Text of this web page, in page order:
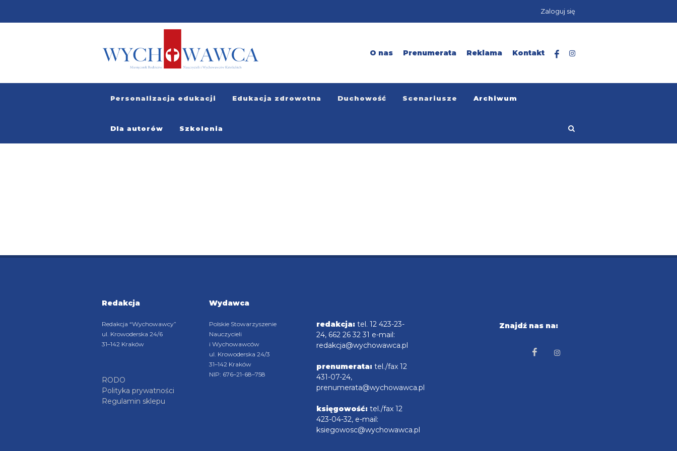
Zaloguj się
O nas Prenumerata Reklama Kontakt
Personalizacja edukacji Edukacja zdrowotna Duchowość Scenariusze Archiwum
Dla autorów Szkolenia
Redakcja
Redakcja “Wychowawcy”
ul. Krowoderska 24/6
31–142 Kraków
RODO
Polityka prywatności
Regulamin sklepu
Wydawca
Polskie Stowarzyszenie
Nauczycieli
i Wychowawców
ul. Krowoderska 24/3
31–142 Kraków
NIP: 676–21-68–758
redakcja: tel. 12 423-23-
24, 662 26 32 31 e-mail:
redakcja@wychowawca.pl
prenumerata: tel./fax 12
431-07-24,
prenumerata@wychowawca.pl
księgowość: tel./fax 12
423-04-32, e-mail:
ksiegowosc@wychowawca.pl
Znajdź nas na: